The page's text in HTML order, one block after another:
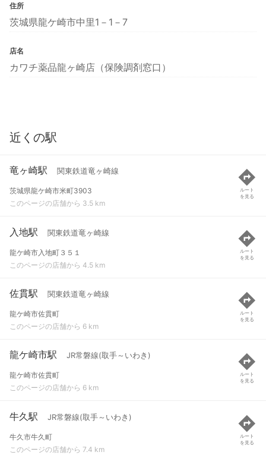
住所
茨城県龍ケ崎市中里1－1－7
店名
カワチ薬品龍ヶ崎店（保険調剤窓口）
近くの駅
竜ヶ崎駅 関東鉄道竜ヶ崎線
茨城県龍ケ崎市米町3903
このページの店舗から 3.5 km
ルート
を見る
入地駅 関東鉄道竜ヶ崎線
龍ケ崎市入地町３５１
このページの店舗から 4.5 km
ルート
を見る
佐貫駅 関東鉄道竜ヶ崎線
龍ケ崎市佐貫町
このページの店舗から 6 km
ルート
を見る
龍ケ崎市駅 JR常磐線(取手～いわき)
龍ケ崎市佐貫町
このページの店舗から 6 km
ルート
を見る
牛久駅 JR常磐線(取手～いわき)
牛久市牛久町
このページの店舗から 7.4 km
ルート
を見る